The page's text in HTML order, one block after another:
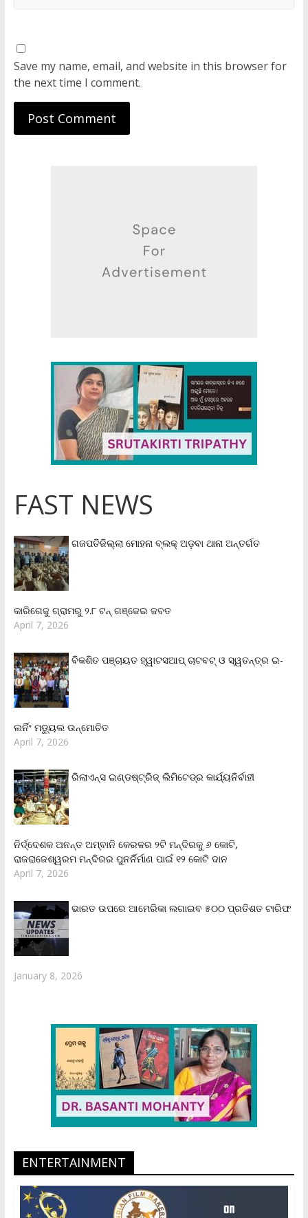
Save my name, email, and website in this browser for
the next time I comment.
FAST NEWS
ଗଜପତିଜିଲ୍ଲା ମୋହନା ବ୍ଲକ୍‌ ଅଡ଼ବା ଥାନା ଅନ୍ତର୍ଗତ
କାରିଗେଜୁ ଗ୍ରାମରୁ ୨.୮ ଟନ୍ ଗଞ୍ଜେଇ ଜବତ
April 7, 2026
ବିକଶିତ ପଞ୍ଚାୟତ ହ୍ୱାଟସଆପ୍ ଚାଟବଟ୍ ଓ ସ୍ୱତନ୍ତ୍ର ଇ-
ଲର୍ନିଂ ମଡ୍ୟୁଲ ଉନ୍ମୋଚିତ
April 7, 2026
ରିଲାଏନ୍‌ସ ଇଣ୍ଡଷ୍ଟ୍ରିଜ୍ ଲିମିଟେଡ୍‌ର କାର୍ଯ୍ୟନିର୍ବାହୀ
ନିର୍ଦ୍ଦେଶକ ଅନନ୍ତ ଅମ୍ବାନି କେରଳର ୨ଟି ମନ୍ଦିରକୁ ୬ କୋଟି,
ରାଜରାଜେଶ୍ୱରମ ମନ୍ଦିରର ପୁନର୍ନିର୍ମାଣ ପାଇଁ ୧୨ କୋଟି ଦାନ
April 7, 2026
ଭାରତ ଉପରେ ଆମେରିକା ଲଗାଇବ ୫୦୦ ପ୍ରତିଶତ ଟାରିଫ
January 8, 2026
ENTERTAINMENT